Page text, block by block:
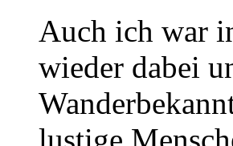
Auch ich war
wieder dabei
lustige